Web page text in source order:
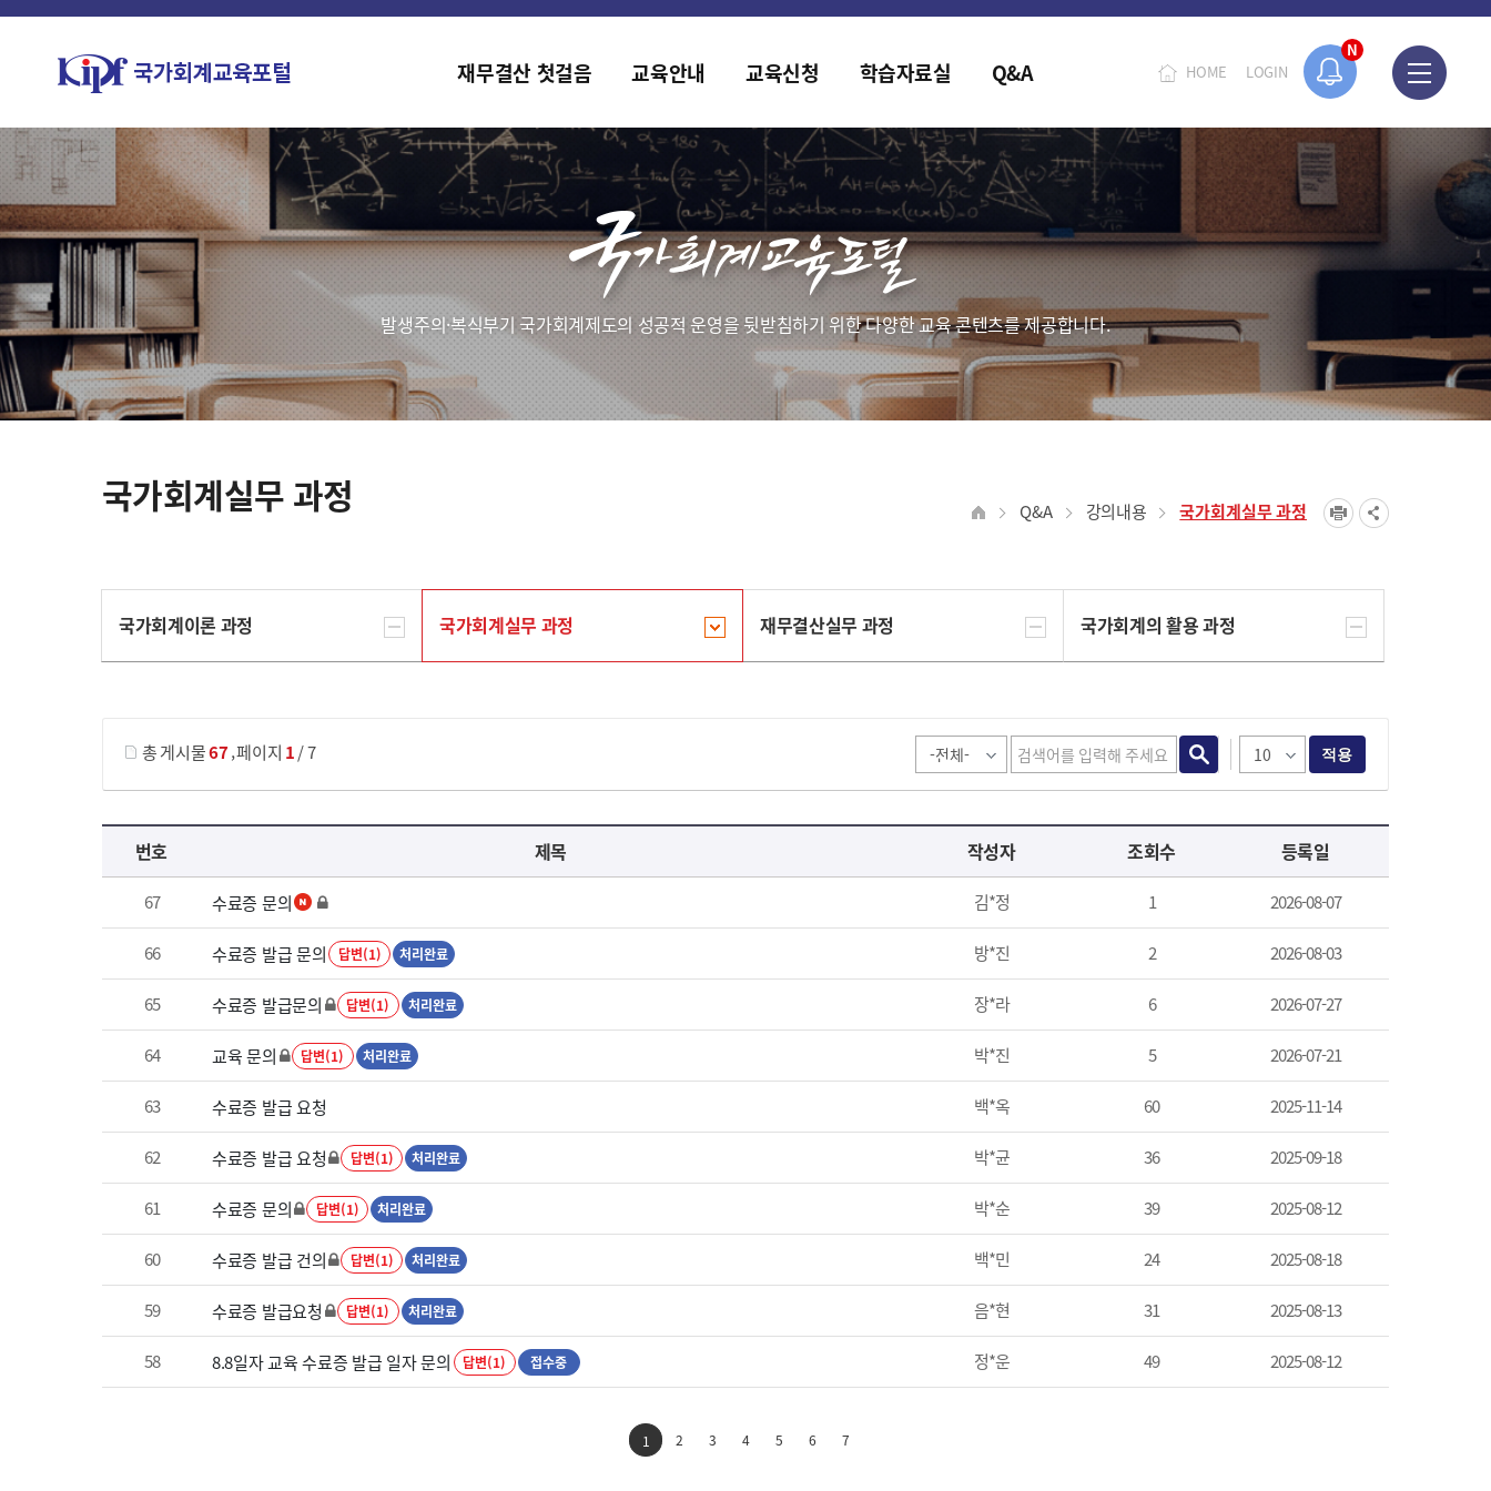
N
홈페이지가 새롭게 개편되었습니다.
HOME LOGIN
재무결산 첫걸음 교육안내 교육신청 학습자료실 Q&A
발생주의·복식부기 국가회계제도의 성공적 운영을 뒷받침하기 위한 다양한 교육 콘텐츠를 제공합니다.
국가회계실무 과정 Q&A 강의내용 국가회계실무 과정
국가회계이론 과정 국가회계실무 과정 재무결산실무 과정 국가회계의 활용 과정
총 게시물67,페이지 1/ 7 적용
국가회계실무 과정 목록 으로 번호, 제목, 작성자, 조회수, 등록 일로 나열 되고 있습니다.
번호 제목 작성자 조회수 등록일
67 수료증 문의 김*정 1 2026-08-07
66 수료증 발급 문의 답변(1) 처리완료 방*진 2 2026-08-03
65 수료증 발급문의 답변(1) 처리완료 장*라 6 2026-07-27
64 교육 문의 답변(1) 처리완료 박*진 5 2026-07-21
63 수료증 발급 요청 백*옥 60 2025-11-14
62 수료증 발급 요청 답변(1) 처리완료 박*균 36 2025-09-18
61 수료증 문의 답변(1) 처리완료 박*순 39 2025-08-12
60 수료증 발급 건의 답변(1) 처리완료 백*민 24 2025-08-18
59 수료증 발급요청 답변(1) 처리완료 음*현 31 2025-08-13
58 8.8일자 교육 수료증 발급 일자 문의 답변(1) 접수중 정*운 49 2025-08-12
1 2 3 4 5 6 7